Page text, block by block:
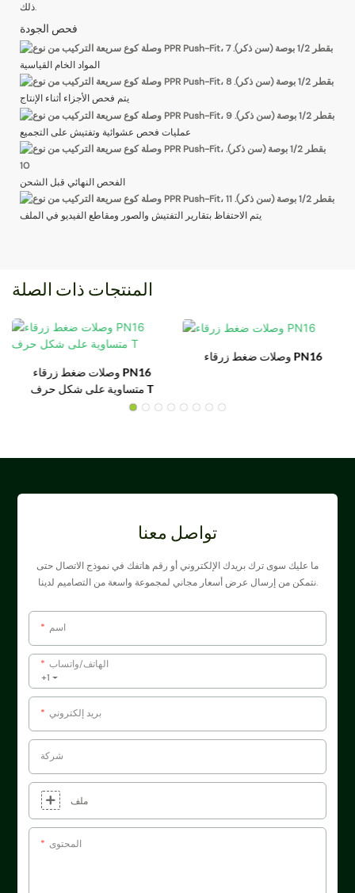
ذلك.
فحص الجودة
المواد الخام القياسية
يتم فحص الأجزاء أثناء الإنتاج
عمليات فحص عشوائية وتفتيش على التجميع
الفحص النهائي قبل الشحن
يتم الاحتفاظ بتقارير التفتيش والصور ومقاطع الفيديو في الملف
المنتجات ذات الصلة
وصلات ضغط زرقاء PN16
متساوية على شكل حرف T
وصلات ضغط زرقاء PN16
تواصل معنا
ما عليك سوى ترك بريدك الإلكتروني أو رقم هاتفك في نموذج الاتصال حتى
نتمكن من إرسال عرض أسعار مجاني لمجموعة واسعة من التصاميم لدينا.
اسم
+1
الهاتف/واتساب
بريد إلكتروني
شركة
ملف
المحتوى